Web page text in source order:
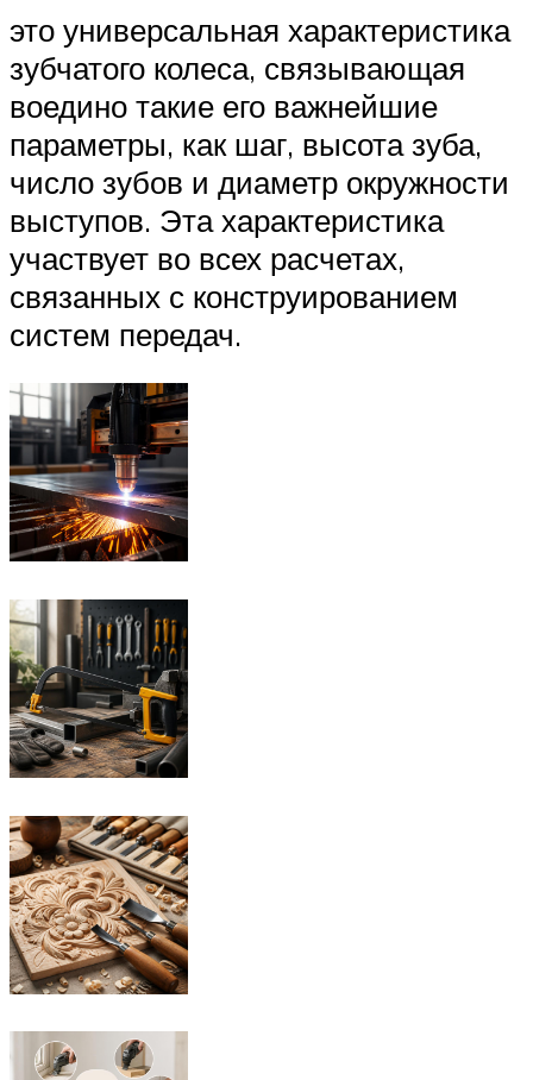
это универсальная характеристика
зубчатого колеса, связывающая
воедино такие его важнейшие
параметры, как шаг, высота зуба,
число зубов и диаметр окружности
выступов. Эта характеристика
участвует во всех расчетах,
связанных с конструированием
систем передач.